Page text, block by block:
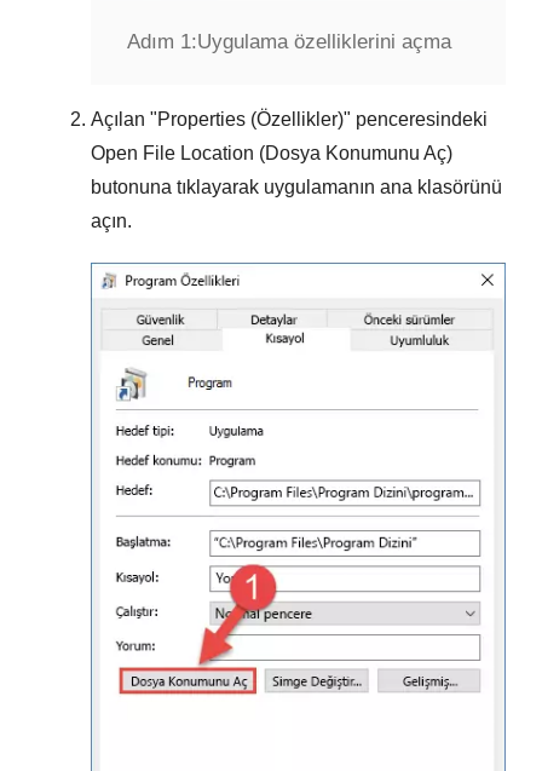
Adım 1:Uygulama özelliklerini açma
Açılan "Properties (Özellikler)" penceresindeki
Open File Location (Dosya Konumunu Aç)
butonuna tıklayarak uygulamanın ana klasörünü
açın.